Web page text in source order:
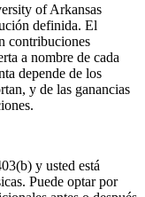
of Arkansas
definida. El
contribuciones
a nombre de cada
depende de los
y de las ganancias
y usted está
Puede optar por